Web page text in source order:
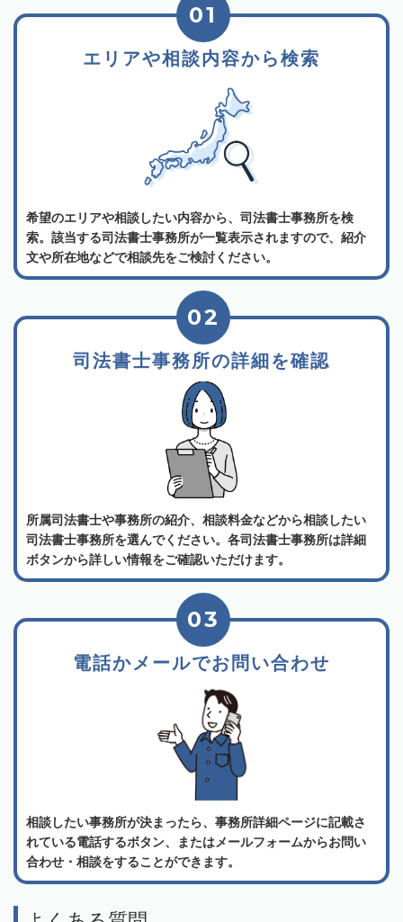
エリアや相談内容から検索
01
希望のエリアや相談したい内容から、司法書士事務所を検
索。該当する司法書士事務所が一覧表示されますので、紹介
文や所在地などで相談先をご検討ください。
司法書士事務所の詳細を確認
02
所属司法書士や事務所の紹介、相談料金などから相談したい
司法書士事務所を選んでください。各司法書士事務所は詳細
ボタンから詳しい情報をご確認いただけます。
電話かメールでお問い合わせ
03
相談したい事務所が決まったら、事務所詳細ページに記載さ
れている電話するボタン、またはメールフォームからお問い
合わせ・相談をすることができます。